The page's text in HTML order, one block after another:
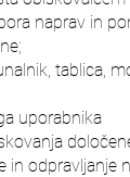
naprav in
tablica,
uporabnika